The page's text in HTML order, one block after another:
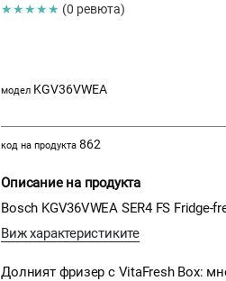
★★★★★ (0 ревюта)
модел KGV36VWEA
код на продукта 862
Описание на продукта
Bosch KGV36VWEA SER4 FS Fridge-
Виж характеристиките
Долният фризер с VitaFresh Box: